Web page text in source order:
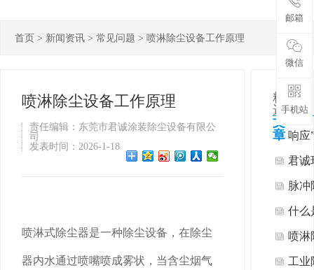
首页 > 新闻资讯 > 常见问题 > 喷淋除尘设备工作原理
喷淋除尘设备工作原理
责任编辑：东莞市君诚涂装除尘设备有限公
司
发表时间：2026-1-18
喷淋式除尘器是一种除尘设备，在除尘
器内水通过喷嘴喷成雾状，当含尘烟气
精
选
文
章 响
热式
君诚
工业
案
脉冲
什么
喷淋
工业
邮箱
微信
手机站